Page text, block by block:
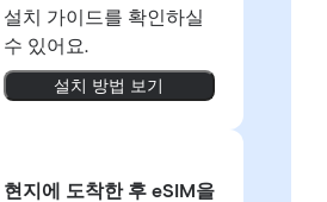
설치 가이드를 확인하실
수 있어요.
설치 방법 보기
현지에 도착한 후 eSIM을